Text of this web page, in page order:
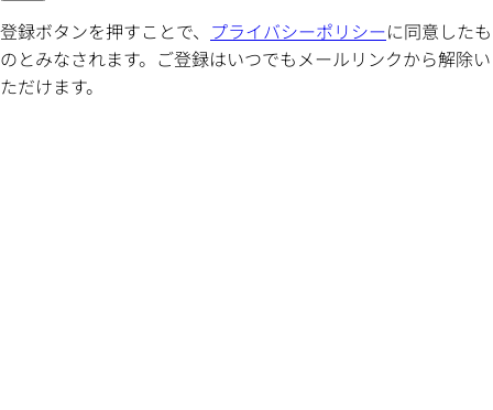
登録ボタンを押すことで、 プライバシーポリシーに同意したも
のとみなされます。ご登録はいつでもメールリンクから解除い
ただけます。